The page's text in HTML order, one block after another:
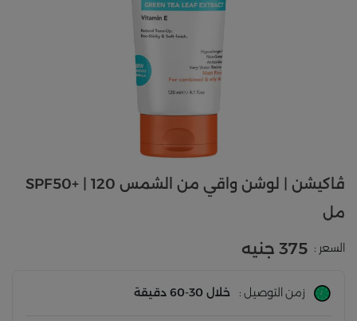
ڤاكيشن | لوشن واقي من الشمس SPF50+ | 120
مل
السعر : 375 جنيه
زمن التوصيل : خلال 30-60 دقيقة